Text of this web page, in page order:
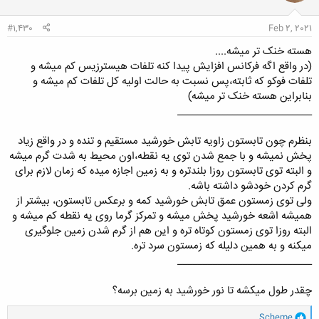
ا
Feb 2, 2021
#1,430
هسته خنک تر میشه....
(در واقع اگه فرکانس افزایش پیدا کنه تلفات هیسترزیس کم میشه و
تلفات فوکو که ثابته،پس نسبت به حالت اولیه کل تلفات کم میشه و
بنابراین هسته خنک تر میشه)
___________________________
بنظرم چون تابستون زاویه تابش خورشید مستقیم و تنده و در واقع زیاد
پخش نمیشه و با جمع شدن توی یه نقطه،اون محیط به شدت گرم میشه
و البته توی تابستون روزا بلندتره و به زمین اجازه میده که زمان لازم برای
گرم کردن خودشو داشته باشه.
ولی توی زمستون عمق تابش خورشید کمه و برعکس تابستون، بیشتر از
همیشه اشعه خورشید پخش میشه و تمرکز گرما روی یه نقطه کم میشه و
البته روزا توی زمستون کوتاه تره و این هم از گرم شدن زمین جلوگیری
میکنه و به همین دلیله که زمستون سرد تره.
___________________________
چقدر طول میکشه تا نور خورشید به زمین برسه؟
و